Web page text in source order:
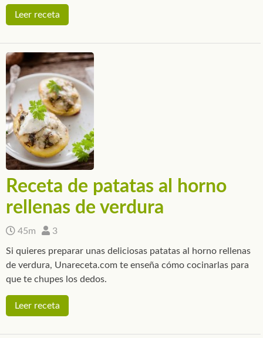
Leer receta
Receta de patatas al horno
rellenas de verdura
45m 3
Si quieres preparar unas deliciosas patatas al horno rellenas
de verdura, Unareceta.com te enseña cómo cocinarlas para
que te chupes los dedos.
Leer receta